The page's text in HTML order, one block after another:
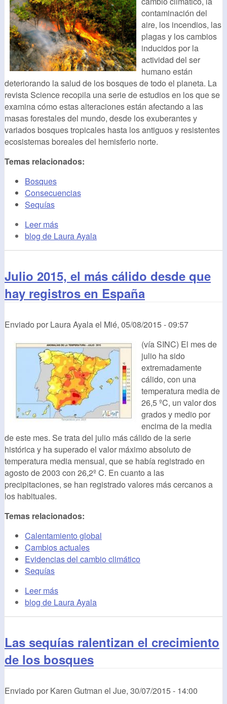
contaminación del
aire, los incendios, las
plagas y los cambios
inducidos por la
actividad del ser
humano están
deteriorando la salud de los bosques de todo el planeta. La
revista Science recopila una serie de estudios en los que se
examina cómo estas alteraciones están afectando a las
masas forestales del mundo, desde los exuberantes y
variados bosques tropicales hasta los antiguos y resistentes
ecosistemas boreales del hemisferio norte.
Temas relacionados:
Bosques
Consecuencias
Sequías
Leer más
blog de Laura Ayala
Julio 2015, el más cálido desde que
hay registros en España
Enviado por Laura Ayalael Mié, 05/08/2015 - 09:57
(vía SINC) El mes de
julio ha sido
extremadamente
cálido, con una
temperatura media de
26,5 ºC, un valor dos
grados y medio por
encima de la media
de este mes. Se trata del julio más cálido de la serie
histórica y ha superado el valor máximo absoluto de
temperatura media mensual, que se había registrado en
agosto de 2003 con 26,2º C. En cuanto a las
precipitaciones, se han registrado valores más cercanos a
los habituales.
Temas relacionados:
Calentamiento global
Cambios actuales
Evidencias del cambio climático
Sequías
Leer más
blog de Laura Ayala
Las sequías ralentizan el crecimiento
de los bosques
Enviado por Karen Gutman el Jue, 30/07/2015 - 14:00